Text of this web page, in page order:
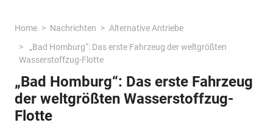
Home Nachrichten
Alternative Antriebe
„Bad Homburg“: Das erste Fahrzeug der weltgrößten
Wasserstoffzug-Flotte
„Bad Homburg“: Das erste Fahrzeug
der weltgrößten Wasserstoffzug-
Flotte